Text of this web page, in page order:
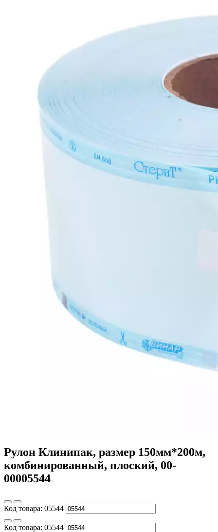
Рулон Клинипак, размер 150мм*200м,
комбинированный, плоский, 00-
00005544
Код товара: 05544
Код товара: 05544